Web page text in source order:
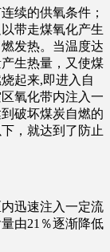
续的供氧条件；
带走煤氧化产生
发热。当温度达
生热量，又使煤
起来,即进入自
氧化带内注入一
破坏煤炭自燃的
，就达到了防止
迅速注入一定流
由21％逐渐降低